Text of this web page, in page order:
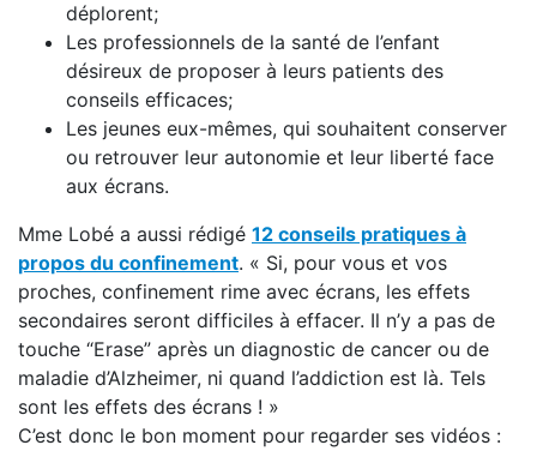
déplorent;
Les professionnels de la santé de l’enfant
désireux de proposer à leurs patients des
conseils efficaces;
Les jeunes eux-mêmes, qui souhaitent conserver
ou retrouver leur autonomie et leur liberté face
aux écrans.
Mme Lobé a aussi rédigé 12 conseils pratiques à
propos du confinement. « Si, pour vous et vos
proches, confinement rime avec écrans, les effets
secondaires seront difficiles à effacer. Il n’y a pas de
touche “Erase” après un diagnostic de cancer ou de
maladie d’Alzheimer, ni quand l’addiction est là. Tels
sont les effets des écrans ! »
C’est donc le bon moment pour regarder ses vidéos :